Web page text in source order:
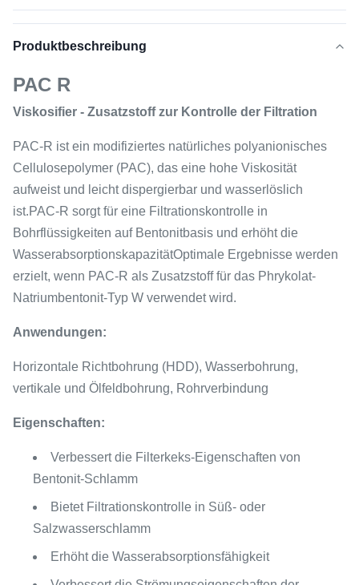
Produktbeschreibung
PAC R
Viskosifier - Zusatzstoff zur Kontrolle der Filtration
PAC-R ist ein modifiziertes natürliches polyanionisches
Cellulosepolymer (PAC), das eine hohe Viskosität
aufweist und leicht dispergierbar und wasserlöslich
ist.PAC-R sorgt für eine Filtrationskontrolle in
Bohrflüssigkeiten auf Bentonitbasis und erhöht die
WasserabsorptionskapazitätOptimale Ergebnisse werden
erzielt, wenn PAC-R als Zusatzstoff für das Phrykolat-
Natriumbentonit-Typ W verwendet wird.
Anwendungen:
Horizontale Richtbohrung (HDD), Wasserbohrung,
vertikale und Ölfeldbohrung, Rohrverbindung
Eigenschaften:
Verbessert die Filterkeks-Eigenschaften von
Bentonit-Schlamm
Bietet Filtrationskontrolle in Süß- oder
Salzwasserschlamm
Erhöht die Wasserabsorptionsfähigkeit